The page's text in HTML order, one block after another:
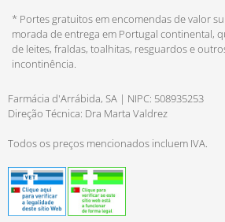
* Portes gratuitos em encomendas de valor
morada de entrega em Portugal continental,
de leites, fraldas, toalhitas, resguardos e
incontinência.
Farmácia d'Arrábida, SA | NIPC: 508935253
Direção Técnica: Dra Marta Valdrez
Todos os preços mencionados incluem IVA.